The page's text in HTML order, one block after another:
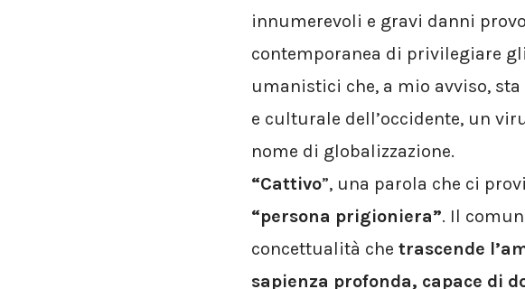
innumerevoli e gravi danni
contemporanea di privilegiare
umanistici che, a mio avviso,
e culturale dell’occidente, un
nome di globalizzazione.
“Cattivo”, una parola che ci
“persona prigioniera”. Il
concettualità che trascende
sapienza profonda, capace di